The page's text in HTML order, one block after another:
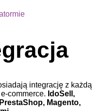
integrację z każdą
commerce. IdoSell,
Magento,